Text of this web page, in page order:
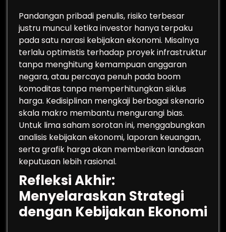
Pandangan pribadi penulis, risiko terbesar
justru muncul ketika investor hanya terpaku
pada satu narasi kebijakan ekonomi. Misalnya
terlalu optimistis terhadap proyek infrastruktur
tanpa menghitung kemampuan anggaran
negara, atau percaya penuh pada boom
komoditas tanpa memperhitungkan siklus
harga. Kedisiplinan mengkaji berbagai skenario
skala makro membantu mengurangi bias.
Untuk lima saham sorotan ini, menggabungkan
analisis kebijakan ekonomi, laporan keuangan,
serta grafik harga akan memberikan landasan
keputusan lebih rasional.
Refleksi Akhir:
Menyelaraskan Strategi
dengan Kebijakan Ekonomi